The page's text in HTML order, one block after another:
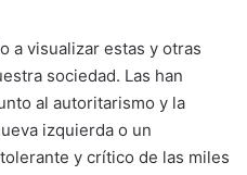
a visualizar estas y otras
sociedad. Las han
al autoritarismo y la
izquierda o un
y crítico de las miles